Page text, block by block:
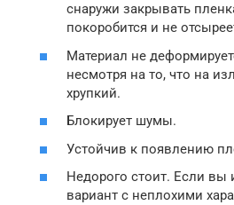
снаружи закрывать
покоробится и не
Материал не
несмотря на то, что на
хрупкий.
Блокирует шумы.
Устойчив к появлению
Недорого стоит. Если
вариант с неплохими